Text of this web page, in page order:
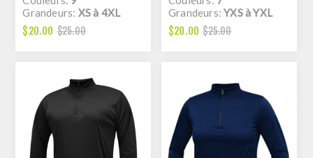
Grandeurs: XS à 4XL
$20.00 $25.00
Grandeurs:YXS à YXL
$20.00 $25.00